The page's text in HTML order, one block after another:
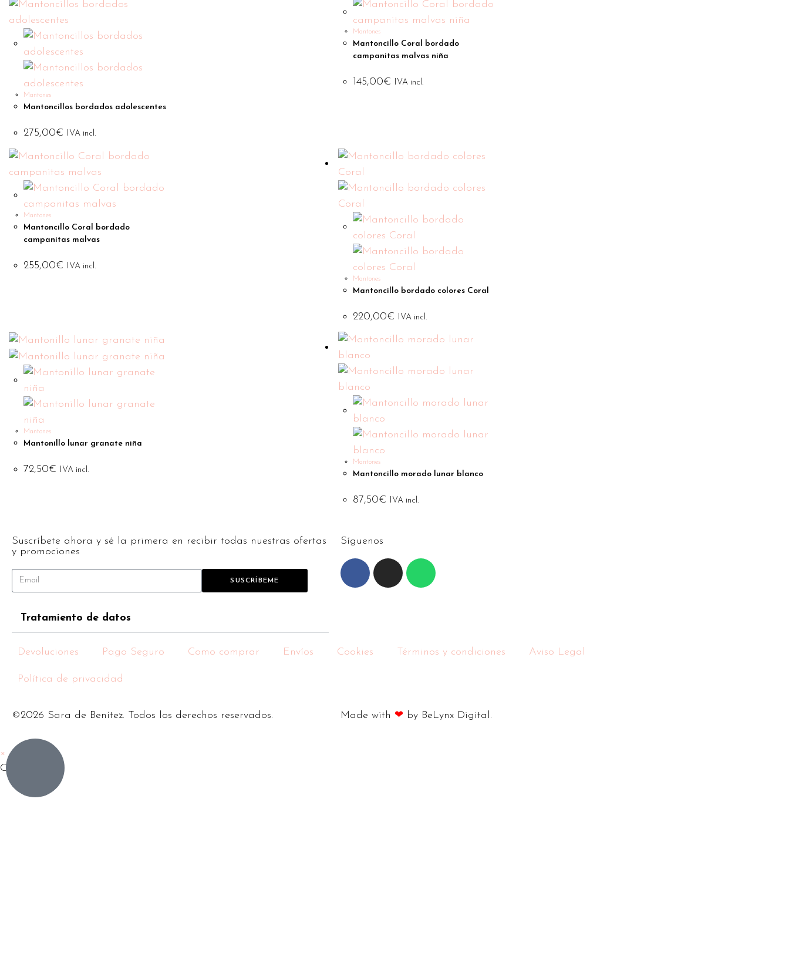
Mantones
Mantoncillos bordados adolescentes
275,00€ IVA incl.
Mantones
Mantoncillo Coral bordado
campanitas malvas niña
145,00€ IVA incl.
Mantones
Mantoncillo Coral bordado
campanitas malvas
255,00€ IVA incl.
Mantones
Mantoncillo bordado colores Coral
220,00€ IVA incl.
Mantones
Mantonillo lunar granate niña
72,50€ IVA incl.
Mantones
Mantoncillo morado lunar blanco
87,50€ IVA incl.
Suscríbete ahora y sé la primera en recibir todas nuestras ofertas
y promociones
SUSCRÍBEME
Tratamiento de datos
Síguenos
Devoluciones Pago Seguro Como comprar Envíos Cookies Términos y condiciones Aviso Legal
Política de privacidad
©2026 Sara de Benítez. Todos los derechos reservados. Made with ❤ by BeLynx Digital.​​
×
Carrito